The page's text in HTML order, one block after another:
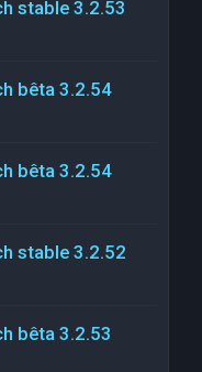
stable 3.2.53
bêta 3.2.54
bêta 3.2.54
stable 3.2.52
bêta 3.2.53